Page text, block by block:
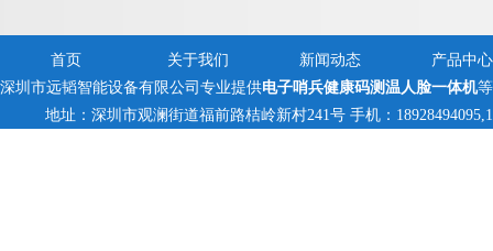
首页 关于我们 新闻动态
产品中心
深圳市远韬智能设备有限公司专业提供电子哨兵健康码测温人脸一体机
地址：深圳市观澜街道福前路桔岭新村241号 手机：